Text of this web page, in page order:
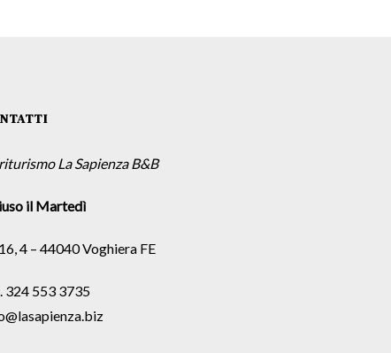
La Sapienza B&B
il Martedì
4 – 44040 Voghiera FE
324 553 3735